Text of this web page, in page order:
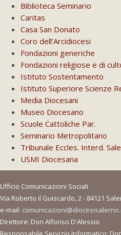
Biblioteca Seminario
Caritas
Casa San Donato
Coro dell’Arcidiocesi
Fondazioni generiche
Fondazioni religiose e di
Istituto Sostentamento
Istituto Superiore Scienze
Media Diocesani
Museo Diocesano
Scuole Cattoliche Par.
Seminario Metropolitano
Tribunale Eccles. Interd.
USMI Diocesana
Ufficio Comunicazioni Sociali
Via Roberto il Guiscardo, 2 - 84121
e-mail:
Direttore: Don Alfonso D'Alessio